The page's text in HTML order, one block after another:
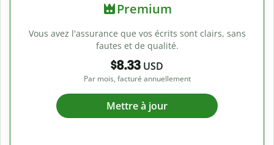
Premium
Vous avez l'assurance que vos écrits sont clairs, sans
fautes et de qualité.
$8.33 USD
Par mois, facturé annuellement
Mettre à jour